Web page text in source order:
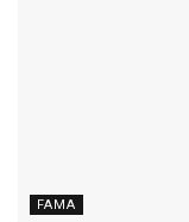
FAMA